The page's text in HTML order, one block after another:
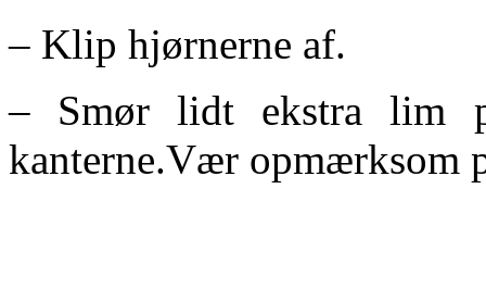
– Klip hjørnerne af.
– Smør lidt ekstra lim
kanterne.Vær opmærksom